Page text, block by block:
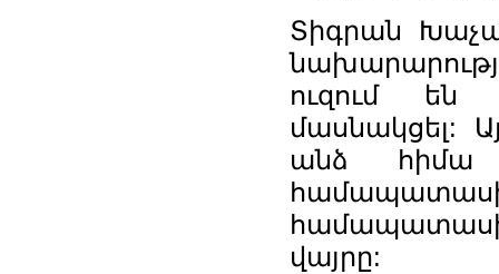
Տիգրան
ուզում են
մասնակցել:
անձ հիմա
վայրը: